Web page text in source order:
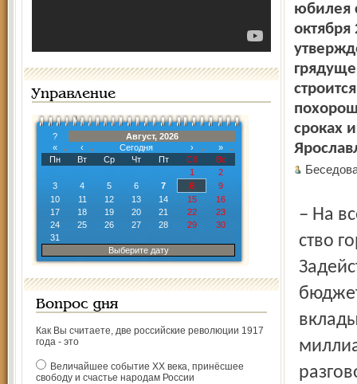
Управление
?
Август, 2026
«
‹ Сегодня ›
»
Пн
Вт Ср Чт Пт Сб
Вс
1
2
3
4 5 6 7 8
9
10
11 12 13 14 15
16
17
18 19 20 21 22
23
24
25 26 27 28 29
30
31
Выберите дату
Вопрос дня
Как Вы считаете, две российские революции 1917
года - это
Величайшее событие ХХ века, принёсшее
свободу и счастье народам России
юбилея
сроках
– На всё предъюбилейное строительство и благоустрой­
ство